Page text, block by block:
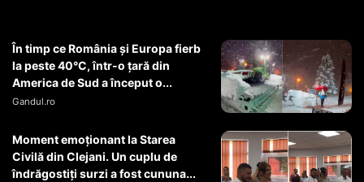
În timp ce România și Europa fierb
la peste 40°C, într-o țară din
America de Sud a început o...
Gandul.ro
Moment emoționant la Starea
Civilă din Clejani. Un cuplu de
îndrăgostiți surzi a fost cununa...